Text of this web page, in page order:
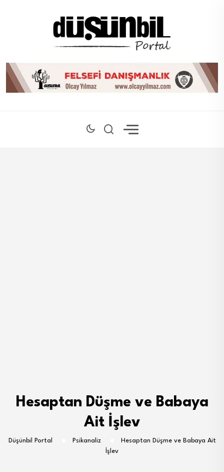
Hesaptan Düşme ve Babaya
Ait İşlev
Düşünbil Portal Psikanaliz
Hesaptan Düşme ve Babaya Ait
İşlev